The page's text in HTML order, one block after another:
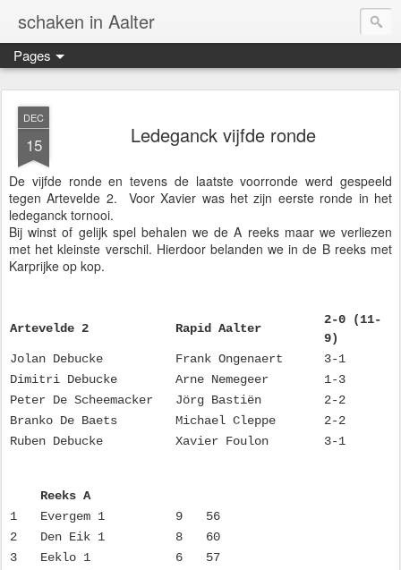
schaken in Aalter
Pages
DEC
15 Ledeganck vijfde ronde
De vijfde ronde en tevens de laatste voorronde werd gespeeld
tegen Artevelde 2. Voor Xavier was het zijn eerste ronde in het
ledeganck tornooi.
Bij winst of gelijk spel behalen we de A reeks maar we verliezen
met het kleinste verschil. Hierdoor belanden we in de B reeks met
Karprijke op kop.
Artevelde 2 Rapid Aalter
2-0 (11-
9)
Jolan Debucke
Frank Ongenaert
3-1
Dimitri Debucke
Arne Nemegeer
1-3
Peter De Scheemacker
Jörg Bastiën
2-2
Branko De Baets
Michael Cleppe
2-2
Ruben Debucke
Xavier Foulon 3-1
Reeks A
1
Evergem 1 9
56
2
Den Eik 1 8
60
3
Eeklo 1 6
57